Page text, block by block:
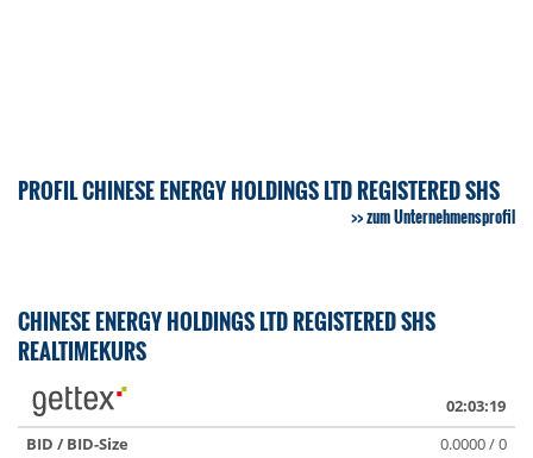
PROFIL CHINESE ENERGY HOLDINGS LTD REGISTERED SHS
zum Unternehmensprofil
CHINESE ENERGY HOLDINGS LTD REGISTERED SHS
REALTIMEKURS
02:03:19
BID / BID-Size
0.0000 / 0